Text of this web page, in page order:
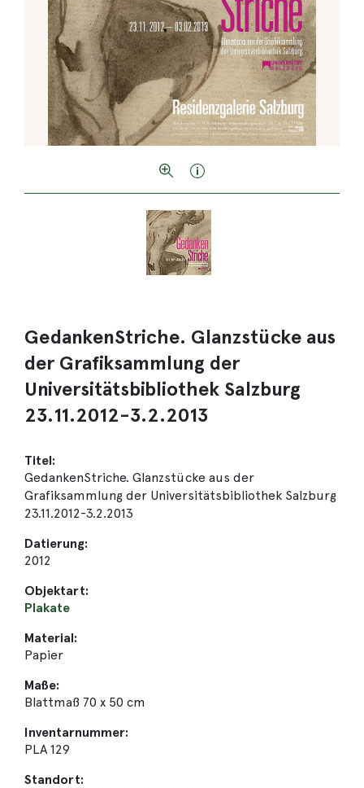
GedankenStriche. Glanzstücke aus
der Grafiksammlung der
Universitätsbibliothek Salzburg
23.11.2012-3.2.2013
Titel:
GedankenStriche. Glanzstücke aus der
Grafiksammlung der Universitätsbibliothek Salzburg
23.11.2012-3.2.2013
Datierung:
2012
Objektart:
Plakate
Material:
Papier
Maße:
Blattmaß 70 x 50 cm
Inventarnummer:
PLA 129
Standort: